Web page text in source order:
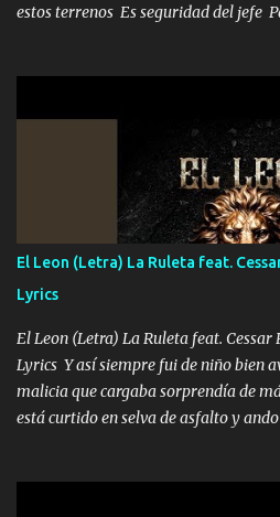
estos terrenos Es seguridad del jefe
ni tampoco las mujeres porque es
que estar alegres doy las
Música Si es que salta algún
ahí está el Hombre Cuarenta y
cualquier problema no más es
FALTA UN HERMANO DE CLAVE
HOMBRE VALIENTE POR ALGO
VIO POR LA FAMILIA PARA QUE SIGA
los HERMANOS un cerebro inteligente
El Leon (Letra) La Ruleta feat.
Lyrics
El Leon (Letra) La Ruleta feat. Cessar
Lyrics Y así siempre fui de niño bien
malicia que cargaba sorprendía de
está curtido en selva de asfalto y ando